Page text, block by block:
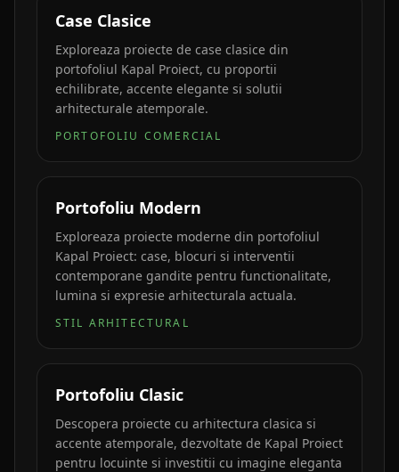
Case Clasice
Exploreaza proiecte de case clasice din
portofoliul Kapal Proiect, cu proportii
echilibrate, accente elegante si solutii
arhitecturale atemporale.
PORTOFOLIU COMERCIAL
Portofoliu Modern
Exploreaza proiecte moderne din portofoliul
Kapal Proiect: case, blocuri si interventii
contemporane gandite pentru functionalitate,
lumina si expresie arhitecturala actuala.
STIL ARHITECTURAL
Portofoliu Clasic
Descopera proiecte cu arhitectura clasica si
accente atemporale, dezvoltate de Kapal Proiect
pentru locuinte si investitii cu imagine eleganta